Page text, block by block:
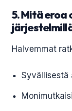
5. Mitä eroa
Halvemmat
Syvällisestä